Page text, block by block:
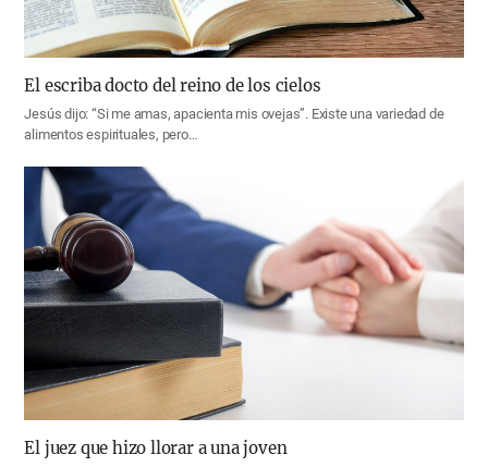
El escriba docto del reino de los cielos
Jesús dijo: “Si me amas, apacienta mis ovejas”. Existe una variedad de
alimentos espirituales, pero…
El juez que hizo llorar a una joven